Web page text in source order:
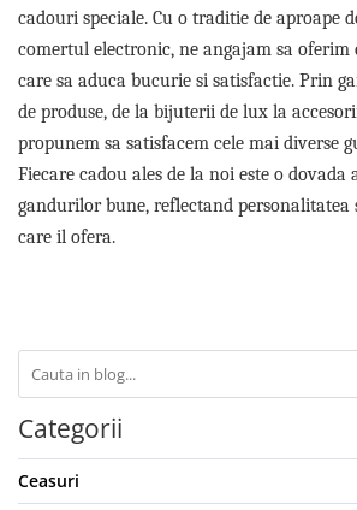
cadouri speciale. Cu o traditie de aproape
comertul electronic, ne angajam sa oferim
care sa aduca bucurie si satisfactie. Prin
de produse, de la bijuterii de lux la
propunem sa satisfacem cele mai diverse
Fiecare cadou ales de la noi este o dovada
gandurilor bune, reflectand personalitatea
care il ofera.
Categorii
Ceasuri